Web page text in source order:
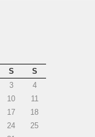
S
S
3
4
10
11
17
18
24
25